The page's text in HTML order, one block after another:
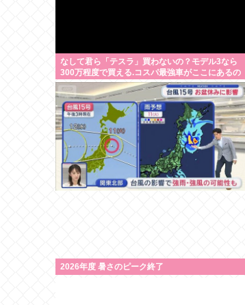
なして君ら「テスラ」買わないの？モデル3なら
300万程度で買える.コスパ最強車がここにあるの
に
2026年度 暑さのピーク終了